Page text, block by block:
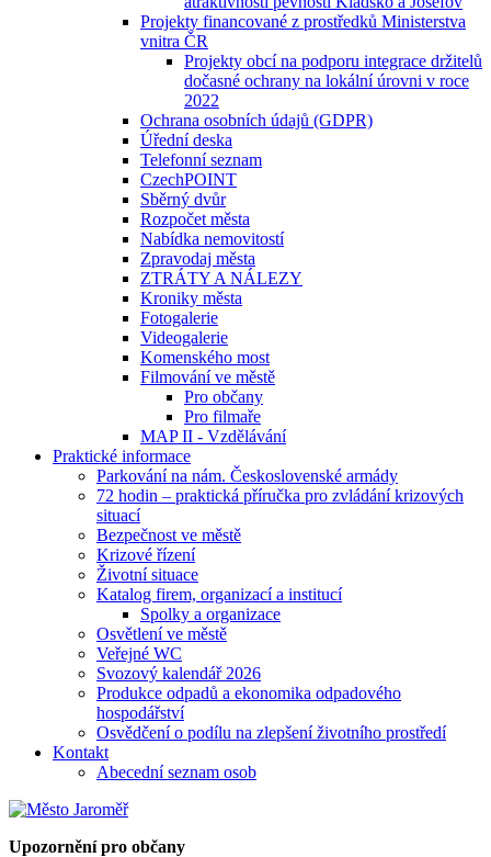
Projekty financované z prostředků Ministerstva
vnitra ČR
Projekty obcí na podporu integrace držitelů
dočasné ochrany na lokální úrovni v roce
2022
Ochrana osobních údajů (GDPR)
Úřední deska
Telefonní seznam
CzechPOINT
Sběrný dvůr
Rozpočet města
Nabídka nemovitostí
Zpravodaj města
ZTRÁTY A NÁLEZY
Kroniky města
Fotogalerie
Videogalerie
Komenského most
Filmování ve městě
Pro občany
Pro filmaře
MAP II - Vzdělávání
Praktické informace
Parkování na nám. Československé armády
72 hodin – praktická příručka pro zvládání krizových
situací
Bezpečnost ve městě
Krizové řízení
Životní situace
Katalog firem, organizací a institucí
Spolky a organizace
Osvětlení ve městě
Veřejné WC
Svozový kalendář 2026
Produkce odpadů a ekonomika odpadového
hospodářství
Osvědčení o podílu na zlepšení životního prostředí
Kontakt
Abecední seznam osob
Upozornění pro občany